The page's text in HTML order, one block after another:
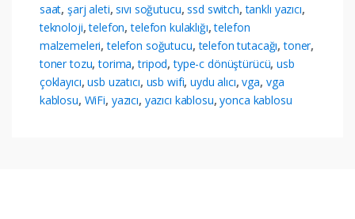
saat,şarj aleti,sıvı soğutucu,ssd switch,tanklı yazıcı,
teknoloji,telefon,telefon kulaklığı,telefon
malzemeleri,telefon soğutucu,telefon tutacağı,toner,
toner tozu,torima,tripod,type-c dönüştürücü,usb
çoklayıcı,usb uzatıcı, usb wifi,uydu alıcı,vga, vga
kablosu, WiFi, yazıcı, yazıcı kablosu,yonca kablosu